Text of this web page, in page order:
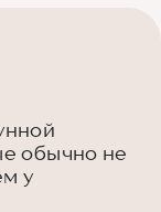
обычно не
у